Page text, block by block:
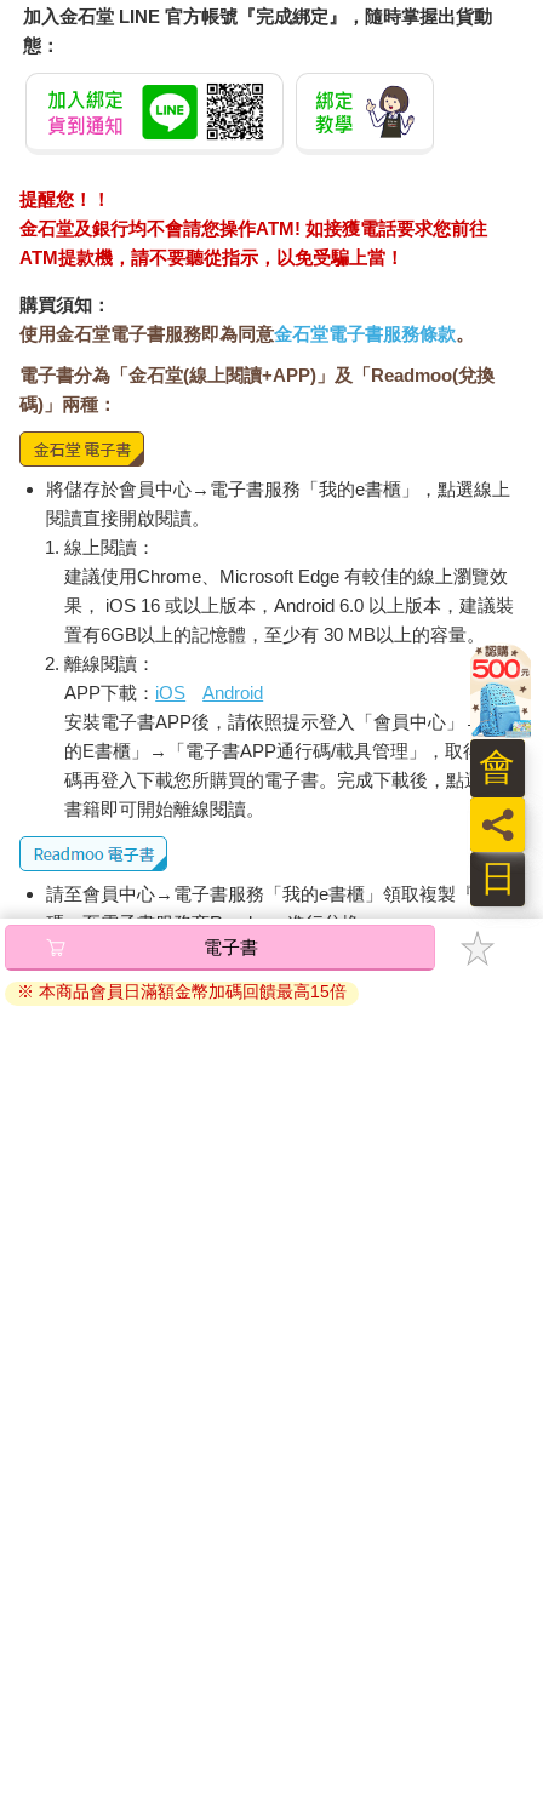
加入金石堂 LINE 官方帳號『完成綁定』，隨時掌握出貨動
態：
提醒您！！
金石堂及銀行均不會請您操作ATM! 如接獲電話要求您前往
ATM提款機，請不要聽從指示，以免受騙上當！
購買須知：
使用金石堂電子書服務即為同意金石堂電子書服務條款。
電子書分為「金石堂(線上閱讀+APP)」及「Readmoo(兌換
碼)」兩種：
將儲存於會員中心→電子書服務「我的e書櫃」，點選線上
閱讀直接開啟閱讀。
線上閱讀：
建議使用Chrome、Microsoft Edge 有較佳的線上瀏覽效
果， iOS 16 或以上版本，Android 6.0 以上版本，建議裝
置有6GB以上的記憶體，至少有 30 MB以上的容量。
離線閱讀：
APP下載： iOS
Android
安裝電子書APP後，請依照提示登入「會員中心」→「我
的E書櫃」→「電子書APP通行碼/載具管理」，取得通行
碼再登入下載您所購買的電子書。完成下載後，點選任一
書籍即可開始離線閱讀。
請至會員中心→電子書服務「我的e書櫃」領取複製『兌換
碼』至電子書服務商Readmoo進行兌換。
退換貨須知：
因版權保護，您在金石堂所購買的電子書僅能以金石堂專屬
電子書
※ 本商品會員日滿額金幣加碼回饋最高15倍
日
員
會